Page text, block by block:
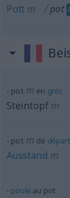
Pott m pot
pot m en grès
Steintopf m
pot m de départ
Ausstand m
pouleau pot